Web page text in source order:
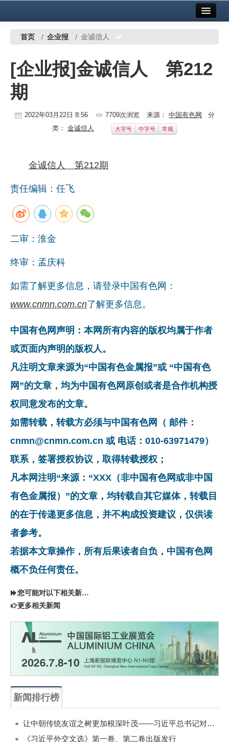
中国有色金属报社主办 广告服务
铜镍铅锌
铝
稀有稀土
党建工作
企业文化
《资源再生》杂志
行情报价
数字报
首页 / 企业报 / 金诚信人
[企业报]金诚信人 第212
期
2022年03月22日 8:56 7709次浏览 来源： 中国有色网
分
类： 金诚信人 大字号 中字号 常规
金诚信人 第212期
责任编辑：任飞
二审：淮金
终审：孟庆科
如需了解更多信息，请登录中国有色网：
www.cnmn.com.cn了解更多信息。
中国有色网声明：本网所有内容的版权均属于作者
或页面内声明的版权人。
凡注明文章来源为“中国有色金属报”或 “中国有色
网”的文章，均为中国有色网原创或者是合作机构授
权同意发布的文章。
如需转载，转载方必须与中国有色网（ 邮件：
cnmn@cnmn.com.cn 或 电话：010-63971479）
联系，签署授权协议，取得转载授权；
凡本网注明“来源：“XXX（非中国有色网或非中国
有色金属报）”的文章，均转载自其它媒体，转载目
的在于传递更多信息，并不构成投资建议，仅供读
者参考。
若据本文章操作，所有后果读者自负，中国有色网
概不负任何责任。
您可能对以下相关新闻同样感兴趣
更多相关新闻
新闻排行榜
让中朝传统友谊之树更加根深叶茂——习近平总书记对朝鲜进行国事访问纪实
《习近平外交文选》第一卷、第二卷出版发行